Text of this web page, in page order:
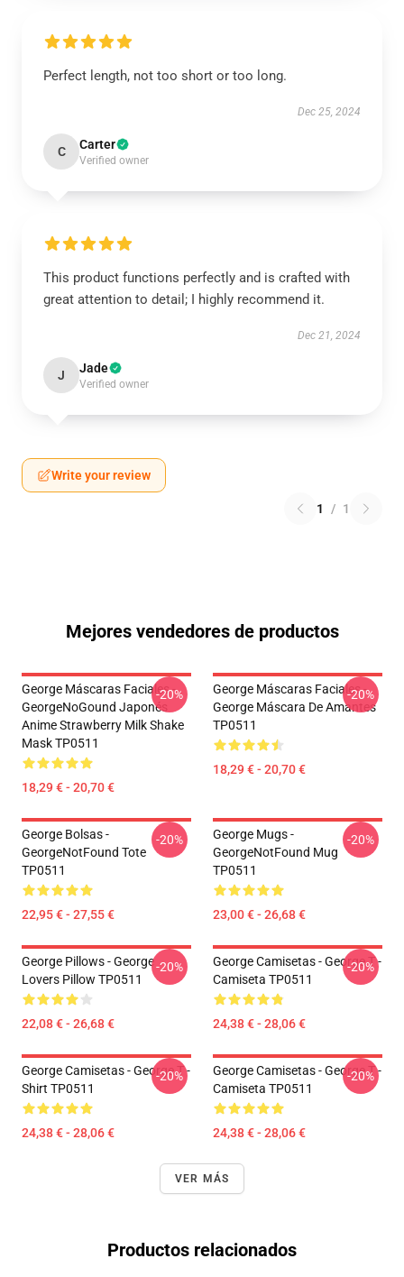
Perfect length, not too short or too long.
Dec 25, 2024
C Carter
Verified owner
This product functions perfectly and is crafted with
great attention to detail; I highly recommend it.
Dec 21, 2024
J Jade
Verified owner
Write your review
1 / 1
Mejores vendedores de productos
George Máscaras Faciales -
GeorgeNoGound Japonés
Anime Strawberry Milk Shake
Mask TP0511
18,29 € - 20,70 €
-20%
George Máscaras Faciales -
George Máscara De Amantes
TP0511
18,29 € - 20,70 €
-20%
George Bolsas -
GeorgeNotFound Tote
TP0511
22,95 € - 27,55 €
-20%
George Mugs -
GeorgeNotFound Mug
TP0511
23,00 € - 26,68 €
-20%
George Pillows - George
Lovers Pillow TP0511
22,08 € - 26,68 €
-20%
George Camisetas - George T -
Camiseta TP0511
24,38 € - 28,06 €
-20%
George Camisetas - George T -
Shirt TP0511
24,38 € - 28,06 €
-20%
George Camisetas - George T -
Camiseta TP0511
24,38 € - 28,06 €
-20%
VER MÁS
Productos relacionados